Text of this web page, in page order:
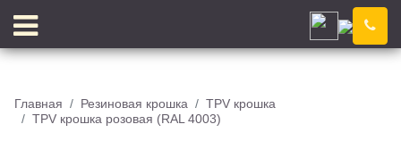
Гатчина
Блог
Главная Резиновая крошка
TPV крошка
TPV крошка розовая (RAL 4003)